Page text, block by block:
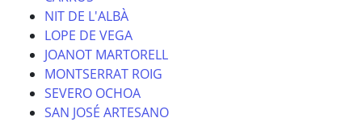
NIT DE L'ALBÀ
LOPE DE VEGA
JOANOT MARTORELL
MONTSERRAT ROIG
SEVERO OCHOA
SAN JOSÉ ARTESANO